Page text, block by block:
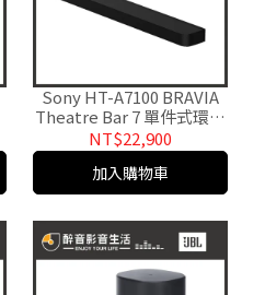
Sony HT-A7100 BRAVIA
Theatre Bar 7 單件式環繞
家庭劇院 台灣公司貨
NT$22,900
加入購物車